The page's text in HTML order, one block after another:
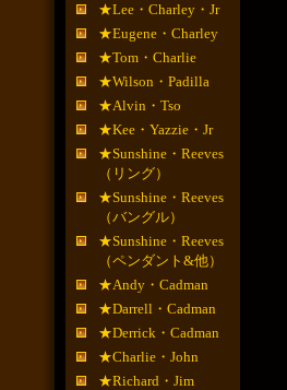
★Lee・Charley・Jr
★Eugene・Charley
★Tom・Charlie
★Wilson・Padilla
★Alvin・Tso
★Kee・Yazzie・Jr
★Sunshine・Reeves
（リング）
★Sunshine・Reeves
（バングル）
★Sunshine・Reeves
（ペンダント&他）
★Andy・Cadman
★Darrell・Cadman
★Derrick・Cadman
★Charlie・John
★Richard・Jim